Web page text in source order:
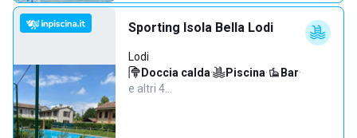
Sporting Isola Bella Lodi
Lodi
Doccia calda· Piscina· Bar·
e altri 4…